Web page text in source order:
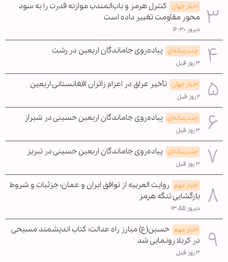
اخبار جهان کنترل هرمز و باب‌المندب موازنه قدرت را به سود
محور مقاومت تغییر داده است
دیروز ۱۶:۳۰
چندرسانه‌ای پیاده‌روی جاماندگان اربعین در رشت
۳ روز قبل
اخبار جهان تأخیر عراق در اعزام زائران افغانستانی اربعین
۲ روز قبل
چندرسانه‌ای پیاده‌روی جاماندگان اربعین حسینی در شیراز
۳ روز قبل
چندرسانه‌ای پیاده‌روی جاماندگان اربعین حسینی در تبریز
۳ روز قبل
اخبار مهم روایت العربیه از توافق ایران و عمان؛ جزئیات و شروط
بازگشایی تنگه هرمز
دیروز ۱۳:۵۵
اخبار مهم حسین(ع) مبارز راه عدالت؛ کتاب اندیشمند مسیحی
در کربلا رونمایی شد
۳ روز قبل